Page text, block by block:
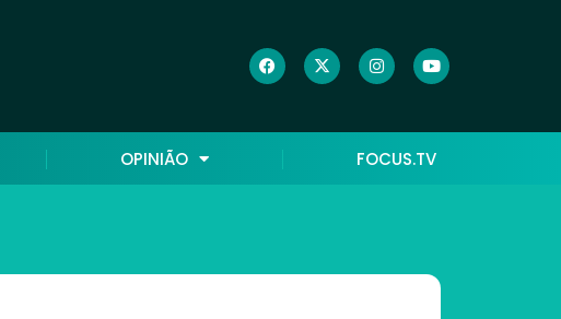
OPINIÃO FOCUS.TV